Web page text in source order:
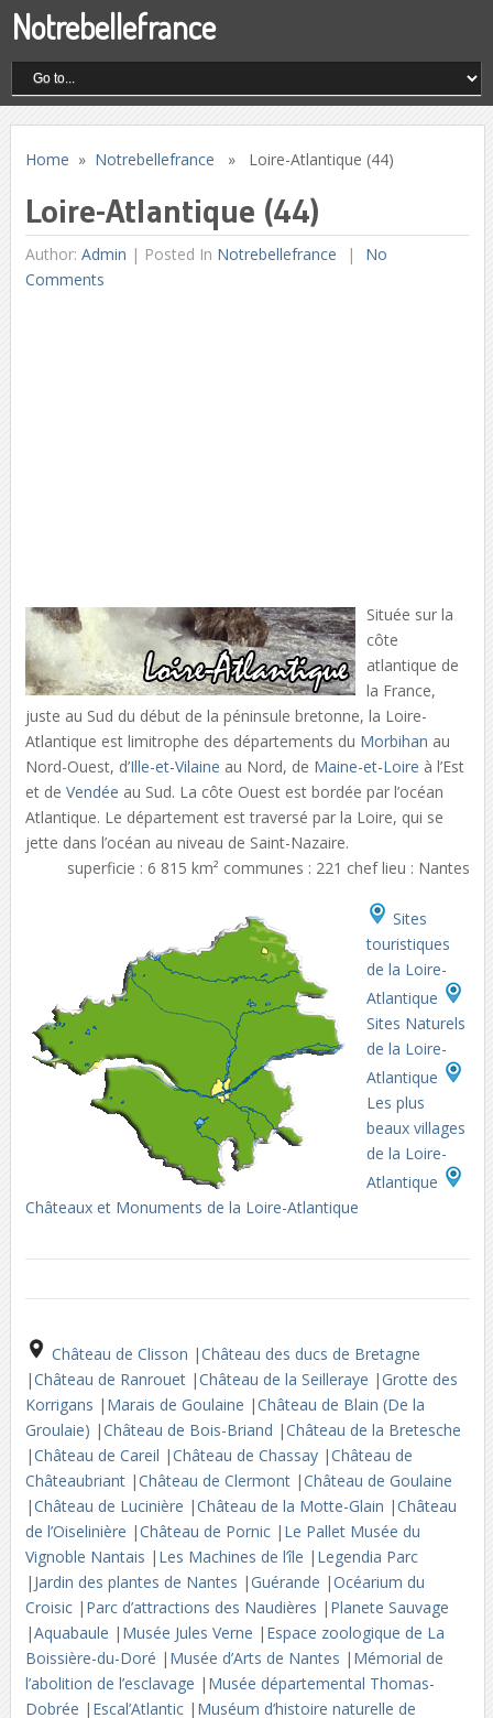
Notrebellefrance
Home » Notrebellefrance » Loire-Atlantique (44)
Loire-Atlantique (44)
Author: Admin | Posted In Notrebellefrance
No
Comments
Située sur la
côte
atlantique de
la France,
juste au Sud du début de la péninsule bretonne, la Loire-
Atlantique est limitrophe des départements du Morbihan au
Nord-Ouest, d’Ille-et-Vilaine au Nord, de Maine-et-Loire à l’Est
et de Vendée au Sud. La côte Ouest est bordée par l’océan
Atlantique. Le département est traversé par la Loire, qui se
jette dans l’océan au niveau de Saint-Nazaire.
superficie : 6 815 km² communes : 221 chef lieu : Nantes
Sites
touristiques
de la Loire-
Atlantique
Sites Naturels
de la Loire-
Atlantique
Les plus
beaux villages
de la Loire-
Atlantique
Châteaux et Monuments de la Loire-Atlantique
Château de Clisson |Château des ducs de Bretagne
|Château de Ranrouet |Château de la Seilleraye |Grotte des
Korrigans | Marais de Goulaine |Château de Blain (De la
Groulaie) |Château de Bois-Briand |Château de la Bretesche
|Château de Careil |Château de Chassay |Château de
Châteaubriant |Château de Clermont |Château de Goulaine
|Château de Lucinière |Château de la Motte-Glain |Château
de l’Oiselinière |Château de Pornic | Le Pallet Musée du
Vignoble Nantais | Les Machines de l’île | Legendia Parc
| Jardin des plantes de Nantes |Guérande |Océarium du
Croisic | Parc d’attractions des Naudières | Planete Sauvage
|Aquabaule | Musée Jules Verne | Espace zoologique de La
Boissière-du-Doré | Musée d’Arts de Nantes | Mémorial de
l’abolition de l’esclavage | Musée départemental Thomas-
Dobrée | Escal’Atlantic | Muséum d’histoire naturelle de